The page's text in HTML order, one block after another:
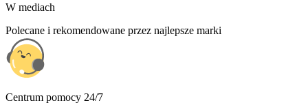
W mediach
Polecane i rekomendowane przez najlepsze marki
Centrum pomocy 24/7